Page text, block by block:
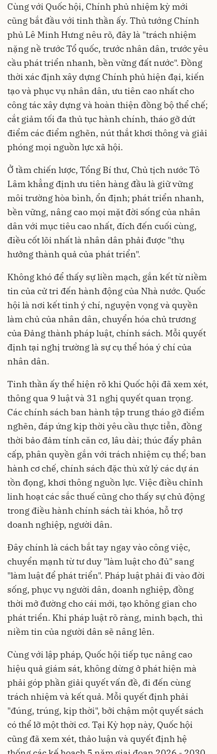
Cùng với Quốc hội, Chính phủ nhiệm kỳ mới
cũng bắt đầu với tinh thần ấy. Thủ tướng Chính
phủ Lê Minh Hưng nêu rõ, đây là "trách nhiệm
nặng nề trước Tổ quốc, trước nhân dân, trước yêu
cầu phát triển nhanh, bền vững đất nước". Đồng
thời xác định xây dựng Chính phủ hiện đại, kiến
tạo và phục vụ nhân dân, ưu tiên cao nhất cho
công tác xây dựng và hoàn thiện đồng bộ thể chế;
cắt giảm tối đa thủ tục hành chính, tháo gỡ dứt
điểm các điểm nghẽn, nút thắt khơi thông và giải
phóng mọi nguồn lực xã hội.
Ở tầm chiến lược, Tổng Bí thư, Chủ tịch nước Tô
Lâm khẳng định ưu tiên hàng đầu là giữ vững
môi trường hòa bình, ổn định; phát triển nhanh,
bền vững, nâng cao mọi mặt đời sống của nhân
dân với mục tiêu cao nhất, đích đến cuối cùng,
điều cốt lõi nhất là nhân dân phải được "thụ
hưởng thành quả của phát triển".
Không khó để thấy sự liền mạch, gắn kết từ niềm
tin của cử tri đến hành động của Nhà nước. Quốc
hội là nơi kết tinh ý chí, nguyện vọng và quyền
làm chủ của nhân dân, chuyển hóa chủ trương
của Đảng thành pháp luật, chính sách. Mỗi quyết
định tại nghị trường là sự cụ thể hóa ý chí của
nhân dân.
Tinh thần ấy thể hiện rõ khi Quốc hội đã xem xét,
thông qua 9 luật và 31 nghị quyết quan trọng.
Các chính sách ban hành tập trung tháo gỡ điểm
nghẽn, đáp ứng kịp thời yêu cầu thực tiễn, đồng
thời bảo đảm tính căn cơ, lâu dài; thúc đẩy phân
cấp, phân quyền gắn với trách nhiệm cụ thể; ban
hành cơ chế, chính sách đặc thù xử lý các dự án
tồn đọng, khơi thông nguồn lực. Việc điều chỉnh
linh hoạt các sắc thuế cũng cho thấy sự chủ động
trong điều hành chính sách tài khóa, hỗ trợ
doanh nghiệp, người dân.
Đây chính là cách bắt tay ngay vào công việc,
chuyển mạnh từ tư duy "làm luật cho đủ" sang
"làm luật để phát triển". Pháp luật phải đi vào đời
sống, phục vụ người dân, doanh nghiệp, đồng
thời mở đường cho cái mới, tạo không gian cho
phát triển. Khi pháp luật rõ ràng, minh bạch, thì
niềm tin của người dân sẽ nâng lên.
Cùng với lập pháp, Quốc hội tiếp tục nâng cao
hiệu quả giám sát, không dừng ở phát hiện mà
phải góp phần giải quyết vấn đề, đi đến cùng
trách nhiệm và kết quả. Mỗi quyết định phải
"đúng, trúng, kịp thời", bởi chậm một quyết sách
có thể lỡ một thời cơ. Tại Kỳ họp này, Quốc hội
cũng đã xem xét, thảo luận và quyết định hệ